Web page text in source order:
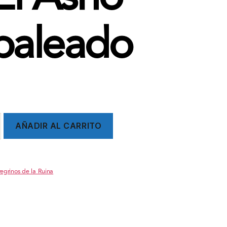
AÑADIR AL CARRITO
de la Ruina